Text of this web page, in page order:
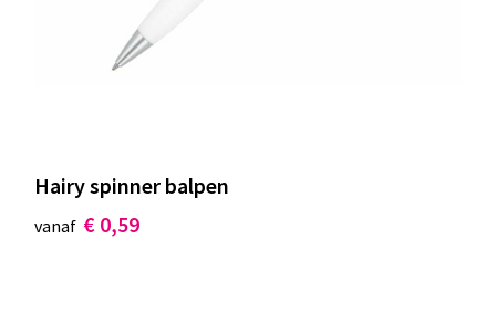
Hairy spinner balpen
vanaf € 0,59